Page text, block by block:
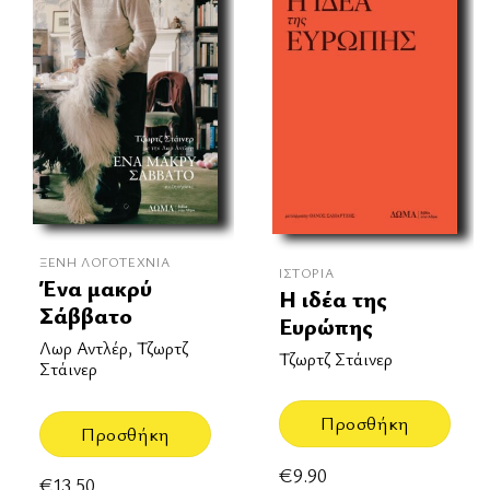
ΞΈΝΗ ΛΟΓΟΤΕΧΝΊΑ
Ένα μακρύ
Σάββατο
Λωρ Αντλέρ, Τζωρτζ
Στάινερ
Προσθήκη
ΙΣΤΟΡΊΑ
Η ιδέα της
Ευρώπης
Τζωρτζ Στάινερ
Προσθήκη
€9.90